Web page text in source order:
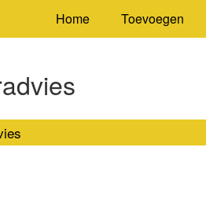
Home Toevoegen